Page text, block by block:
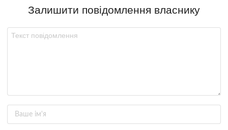
Залишити повідомлення власнику